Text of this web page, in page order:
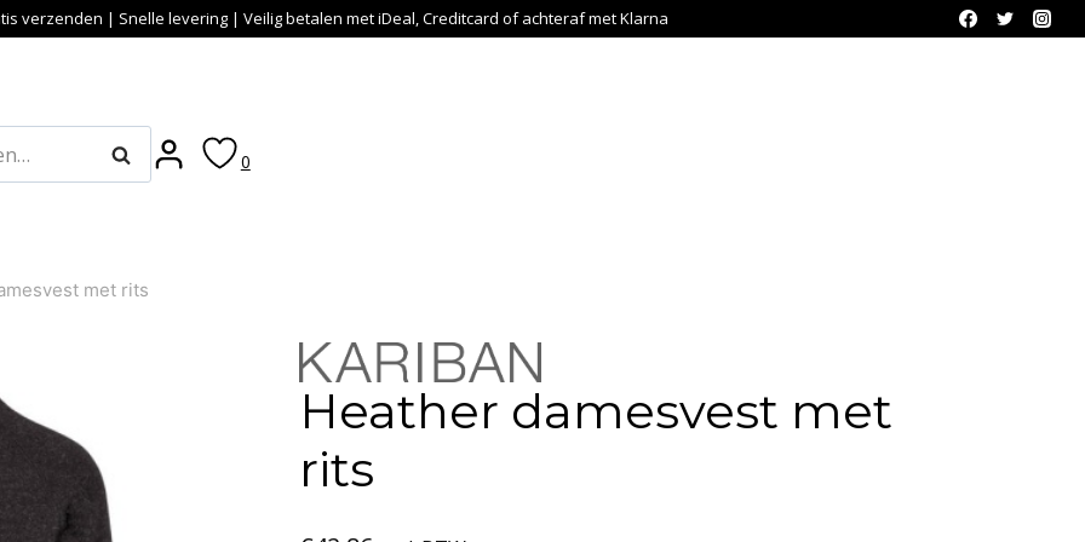
verzenden | Snelle levering | Veilig betalen met iDeal, Creditcard of achteraf met Klarna
Zoeken 0
met rits
Heather damesvest met
rits